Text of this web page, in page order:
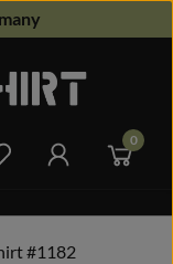
Du hast 0 0
#1182